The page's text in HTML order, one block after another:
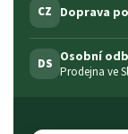
CZ Doprava
DS Osobní
Prodejna ve